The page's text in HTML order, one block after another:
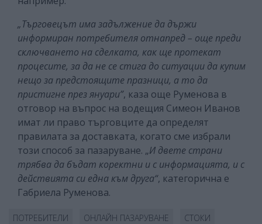
„Търговецът има задължение да държи
информиран потребителя отнапред – още преди
сключването на сделката, как ще протекат
процесите, за да не се стига до ситуации да купим
нещо за предстоящите празници, а то да
пристигне през януари”, каза още Руменова в
отговор на въпрос на водещия Симеон Иванов
имат ли право търговците да определят
правилата за доставката, когато сме избрали
този способ за пазаруване. „И двете страни
трябва да бъдат коректни и с информацията, и с
действията си една към друга“, категорична е
Габриела Руменова.
ПОТРЕБИТЕЛИ ОНЛАЙН ПАЗАРУВАНЕ СТОКИ